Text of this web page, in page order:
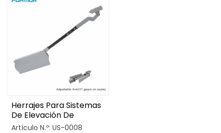
Herrajes Para Sistemas
De Elevación De
Gabinetes Ajustables
Artículo N.º: US-0008